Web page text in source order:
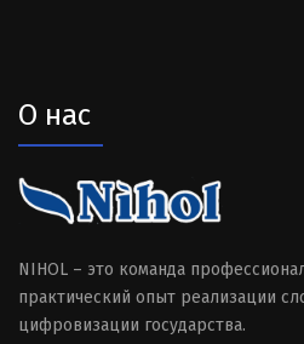
О нас
NIHOL – это команда
практический опыт реализации
цифровизации государства.